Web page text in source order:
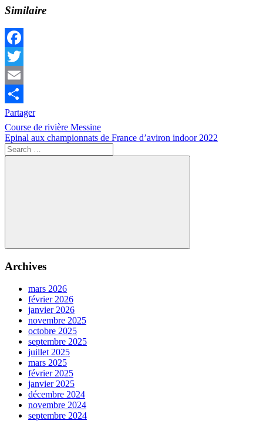
Similaire
Facebook
Twitter
Email
Partager
ActualitésCompétitionIndoor
Navigation
de
l’article
Previous
Post:
Course de rivière Messine
Next
Post:
Epinal aux championnats de France d’aviron indoor 2022
Search
for:
Search
Archives
mars 2026
février 2026
janvier 2026
novembre 2025
octobre 2025
septembre 2025
juillet 2025
mars 2025
février 2025
janvier 2025
décembre 2024
novembre 2024
septembre 2024